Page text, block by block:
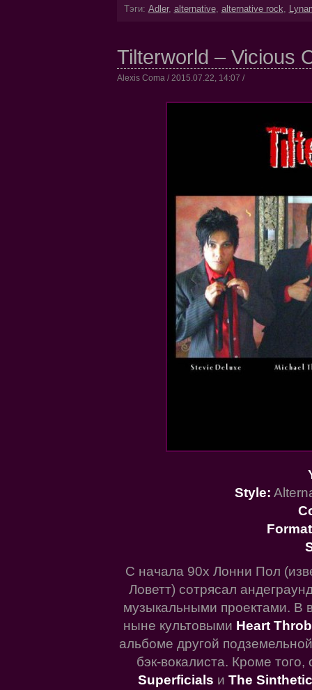
Тэги: Adler, alternative, alternative rock,
Tilterworld – Vicious
Alexis Coma / 2015.07.22, 14:07 /
Style:
С начала 90х Лонни Пол
Ловетт) сотрясал
музыкальными проектами. В
ныне культовыми Heart
альбоме другой
бэк-вокалиста. Кроме
Superficials и The